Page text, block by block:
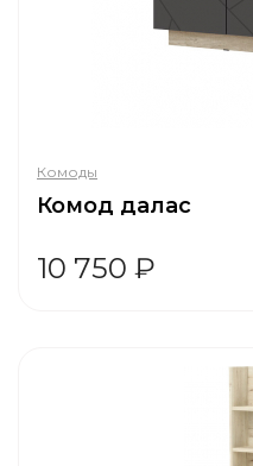
Комоды
Комод далас
10 750 ₽